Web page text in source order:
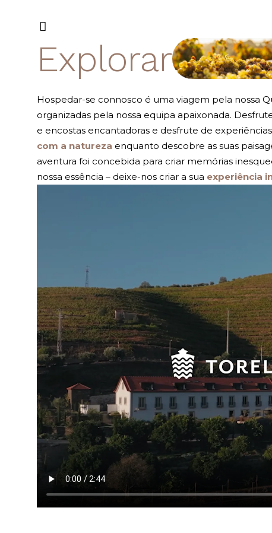
Explorar
Hospedar-se connosco é uma viagem pela nossa
organizadas pela nossa equipa apaixonada.
e encostas encantadoras e desfrute de
com a natureza enquanto descobre as suas
aventura foi concebida para criar memórias
nossa essência – deixe-nos criar a sua experiência